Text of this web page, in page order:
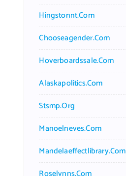
Hingstonnt.com
Chooseagender.com
Hoverboardssale.com
Alaskapolitics.com
Stsmp.org
Manoelneves.com
Mandelaeffectlibrary.com